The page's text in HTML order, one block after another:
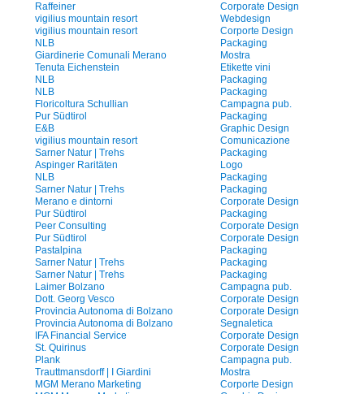
Raffeiner
Corporate Design
vigilius mountain resort
Webdesign
vigilius mountain resort
Corporte Design
NLB
Packaging
Giardinerie Comunali Merano
Mostra
Tenuta Eichenstein
Etikette vini
NLB
Packaging
NLB
Packaging
Floricoltura Schullian
Campagna pub.
Pur Südtirol
Packaging
E&B
Graphic Design
vigilius mountain resort
Comunicazione
Sarner Natur | Trehs
Packaging
Aspinger Raritäten
Logo
NLB
Packaging
Sarner Natur | Trehs
Packaging
Merano e dintorni
Corporate Design
Pur Südtirol
Packaging
Peer Consulting
Corporate Design
Pur Südtirol
Corporate Design
Pastalpina
Packaging
Sarner Natur | Trehs
Packaging
Sarner Natur | Trehs
Packaging
Laimer Bolzano
Campagna pub.
Dott. Georg Vesco
Corporate Design
Provincia Autonoma di Bolzano
Corporate Design
Provincia Autonoma di Bolzano
Segnaletica
IFA Financial Service
Corporate Design
St. Quirinus
Corporate Design
Plank
Campagna pub.
Trauttmansdorff | I Giardini
Mostra
MGM Merano Marketing
Corporte Design